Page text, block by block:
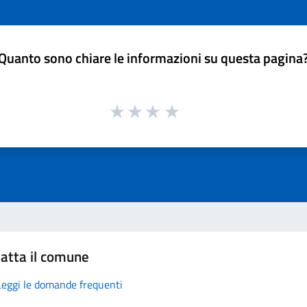
sono chiare le informazioni su questa
il comune
le domande frequenti